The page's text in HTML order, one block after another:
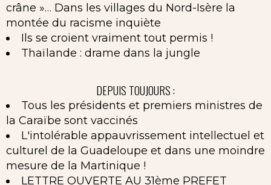
crâne »… Dans les villages du Nord-Isère la
montée du racisme inquiète
Ils se croient vraiment tout permis !
Thaïlande : drame dans la jungle
DEPUIS TOUJOURS :
Tous les présidents et premiers ministres de
la Caraïbe sont vaccinés
L'intolérable appauvrissement intellectuel et
culturel de la Guadeloupe et dans une moindre
mesure de la Martinique !
LETTRE OUVERTE AU 31ème PREFET